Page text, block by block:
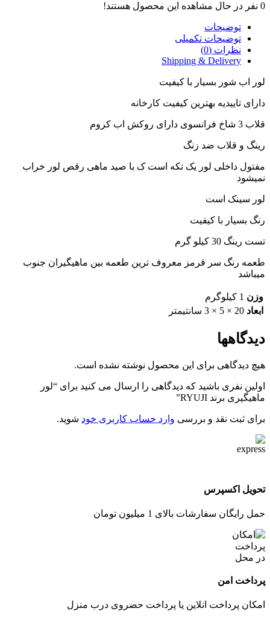
0 نفر در حال مشاهده این محصول هستند!
توضیحات
توضیحات تکمیلی
نظرات (0)
Shipping & Delivery
لور اب شور بسیار با کیفیت
دارای تاییدیه بهترین کیفیت کارخانه
قلاب 3 شاخ فرانسوی دارای روکش اب کروم
رینگ و قلاب ضد زنگ
مفتول داخلی لور یک تکه است ک با صید ماهی رقص لور خراب
نمیشود
لور سینک است
رنگ بسیار با کیفیت
تست رینگ 30 کیلو گرم
طعمه رنگ سر قرمز معروف ترین طعمه بین ماهیگیران جنوب
میباشد
وزن 1 کیلوگرم
ابعاد 20 × 5 × 3 سانتیمتر
دیدگاهها
هیچ دیدگاهی برای این محصول نوشته نشده است.
اولین نفری باشید که دیدگاهی را ارسال می کنید برای “لور
ماهیگیری برند RYUJI”
برای ثبت نقد و بررسی وارد حساب کاربری خود شوید.
تحویل اکسپرس
حمل رایگان سفارشات بالای 1 میلیون تومان
پرداخت امن
امکان پرداخت انلاین یا پرداخت حضروی درب منزل